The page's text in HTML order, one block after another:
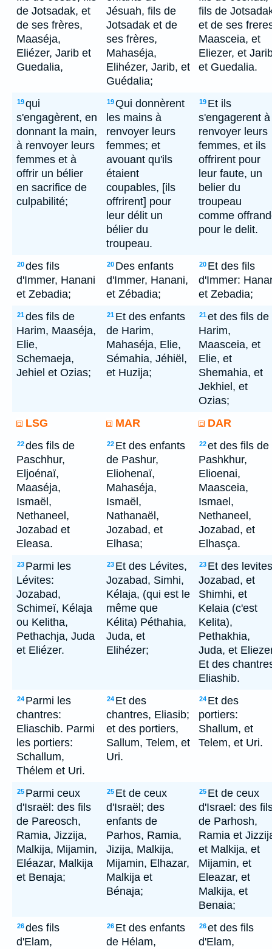
de Jotsadak, et
de ses frères,
Maaséja,
Eliézer, Jarib et
Guedalia,
Jésuah, fils de
Jotsadak et de
ses frères,
Mahaséja,
Elihézer, Jarib, et
Guédalia;
fils de
et de ses
Maasceia, et
Eliezer, et
et Guedalia.
19qui
s'engagèrent, en
donnant la main,
à renvoyer leurs
femmes et à
offrir un bélier
en sacrifice de
culpabilité;
19Qui donnèrent
les mains à
renvoyer leurs
femmes; et
avouant qu'ils
étaient
coupables, [ils
offrirent] pour
leur délit un
bélier du
troupeau.
19 Et ils
s'engagerent à
renvoyer leurs
femmes, et ils
offrirent pour
leur faute, un
belier du
troupeau
comme
pour le delit.
20des fils
d'Immer, Hanani
et Zebadia;
20 Des enfants
d'Immer, Hanani,
et Zébadia;
20 Et des fils
d'Immer:
et Zebadia;
21des fils de
Harim, Maaséja,
Elie,
Schemaeja,
Jehiel et Ozias;
21 Et des enfants
de Harim,
Mahaséja, Elie,
Sémahia, Jéhiël,
et Huzija;
21et des fils de
Harim,
Maasceia, et
Elie, et
Shemahia, et
Jekhiel, et
Ozias;
LSG
MAR DAR
22des fils de
Paschhur,
Eljoénaï,
Maaséja,
Ismaël,
Nethaneel,
Jozabad et
Eleasa.
22 Et des enfants
de Pashur,
Eliohenaï,
Mahaséja,
Ismaël,
Nathanaël,
Jozabad, et
Elhasa;
22et des fils de
Pashkhur,
Elioenai,
Maasceia,
Ismael,
Nethaneel,
Jozabad, et
Elhasça.
23 Parmi les
Lévites:
Jozabad,
Schimeï, Kélaja
ou Kelitha,
Pethachja, Juda
et Eliézer.
23 Et des Lévites,
Jozabad, Simhi,
Kélaja, (qui est le
même que
Kélita) Péthahia,
Juda, et
Elihézer;
23 Et des
Jozabad, et
Shimhi, et
Kelaia (c'est
Kelita),
Pethakhia,
Juda, et
Et des
Eliashib.
24 Parmi les
chantres:
Eliaschib. Parmi
les portiers:
Schallum,
Thélem et Uri.
24 Et des
chantres, Eliasib;
et des portiers,
Sallum, Telem, et
Uri.
24 Et des
portiers:
Shallum, et
Telem, et Uri.
25 Parmi ceux
d'Israël: des fils
de Pareosch,
Ramia, Jizzija,
Malkija, Mijamin,
Eléazar, Malkija
et Benaja;
25 Et de ceux
d'Israël; des
enfants de
Parhos, Ramia,
Jizija, Malkija,
Mijamin, Elhazar,
Malkija et
Bénaja;
25 Et de ceux
d'Israel: des
de Parhosh,
Ramia et
et Malkija, et
Mijamin, et
Eleazar, et
Malkija, et
Benaia;
26des fils
d'Elam,
26 Et des enfants
de Hélam,
26et des fils
d'Elam,